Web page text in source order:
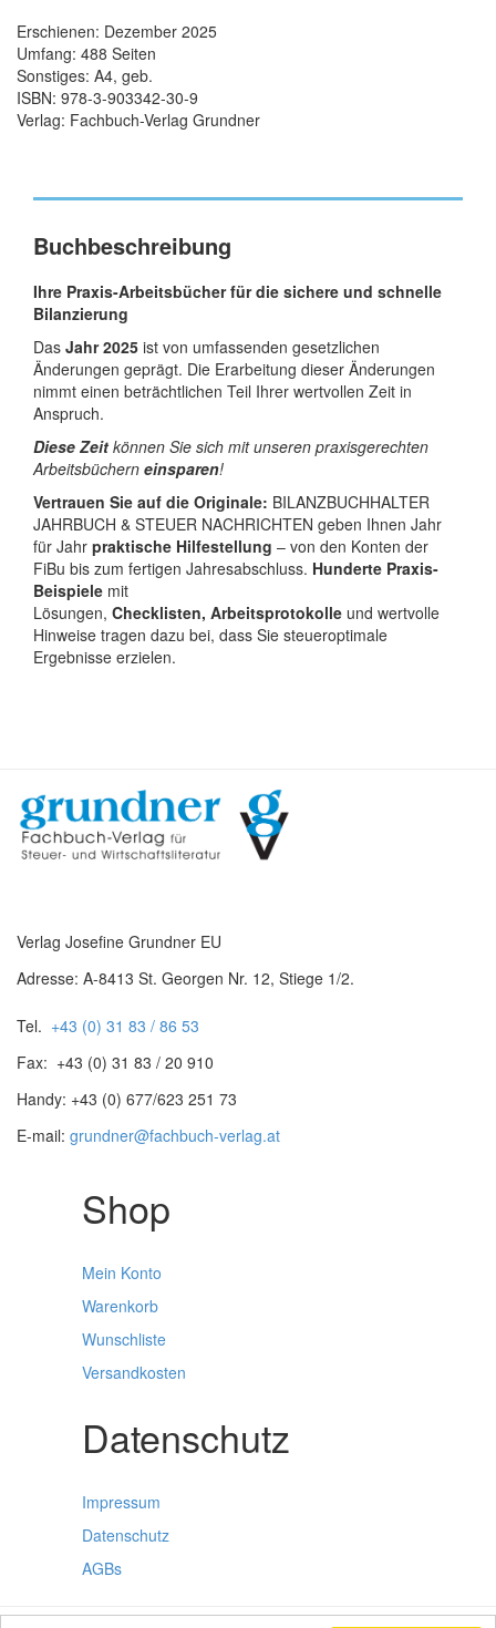
Erschienen: Dezember 2025
Umfang: 488 Seiten
Sonstiges: A4, geb.
ISBN: 978-3-903342-30-9
Verlag: Fachbuch-Verlag Grundner
Buchbeschreibung
Ihre Praxis-Arbeitsbücher für die sichere und schnelle
Bilanzierung
Das Jahr 2025 ist von umfassenden gesetzlichen
Änderungen geprägt. Die Erarbeitung dieser Änderungen
nimmt einen beträchtlichen Teil Ihrer wertvollen Zeit in
Anspruch.
Diese Zeit können Sie sich mit unseren praxisgerechten
Arbeitsbüchern einsparen!
Vertrauen Sie auf die Originale: BILANZBUCHHALTER
JAHRBUCH & STEUER NACHRICHTEN geben Ihnen Jahr
für Jahr praktische Hilfestellung – von den Konten der
FiBu bis zum fertigen Jahresabschluss. Hunderte Praxis-
Beispiele mit
Lösungen, Checklisten, Arbeitsprotokolle und wertvolle
Hinweise tragen dazu bei, dass Sie steueroptimale
Ergebnisse erzielen.
Verlag Josefine Grundner EU
Adresse: A-8413 St. Georgen Nr. 12, Stiege 1/2.
Tel. +43 (0) 31 83 / 86 53
Fax: +43 (0) 31 83 / 20 910
Handy: +43 (0) 677/623 251 73
E-mail: grundner@fachbuch-verlag.at
Shop
Mein Konto
Warenkorb
Wunschliste
Versandkosten
Datenschutz
Impressum
Datenschutz
AGBs
Facebook